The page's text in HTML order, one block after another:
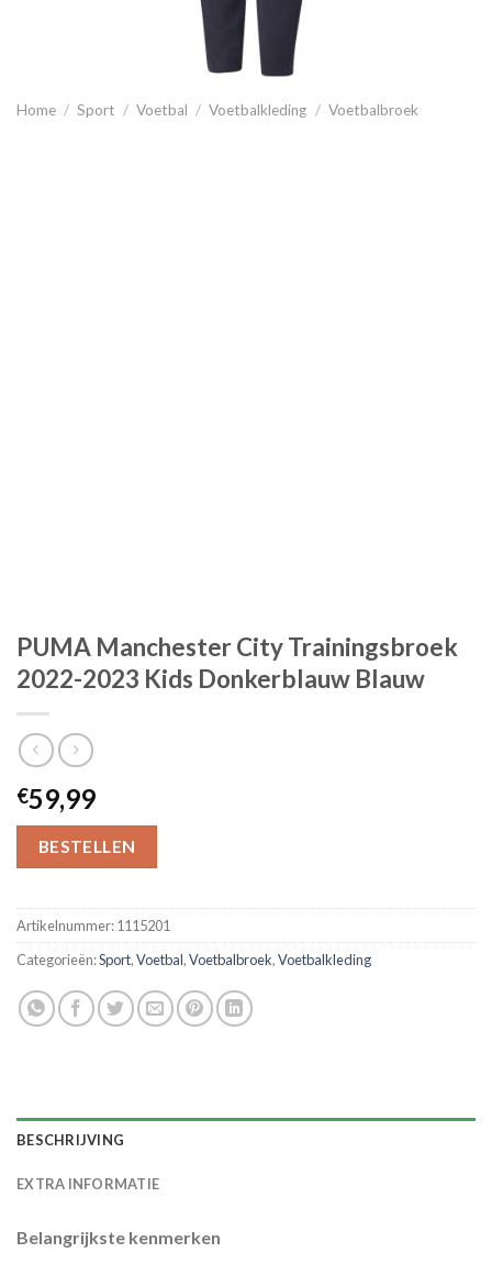
Home / Sport / Voetbal / Voetbalkleding / Voetbalbroek
PUMA Manchester City Trainingsbroek
2022-2023 Kids Donkerblauw Blauw
€59,99
BESTELLEN
Artikelnummer:1115201
Categorieën:Sport,Voetbal,Voetbalbroek,Voetbalkleding
BESCHRIJVING
EXTRA INFORMATIE
Belangrijkste kenmerken